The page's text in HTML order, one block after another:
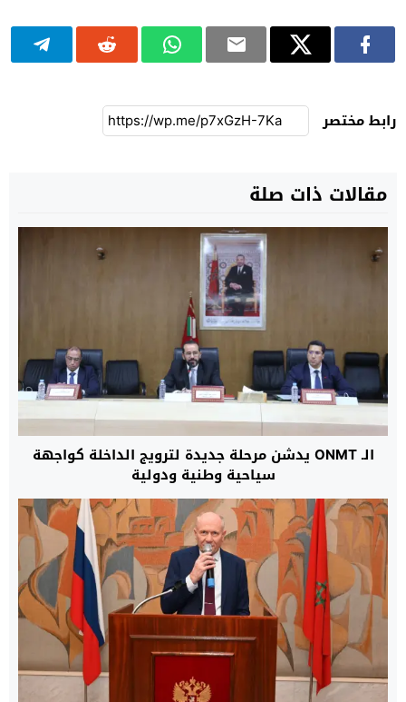
رابط مختصر
مقالات ذات صلة
الـ ONMT يدشن مرحلة جديدة لترويج الداخلة كواجهة
سياحية وطنية ودولية